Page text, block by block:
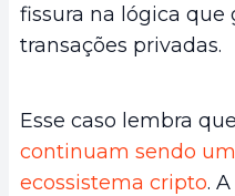
fissura na lógica que
transações privadas.
Esse caso lembra que
continuam sendo
ecossistema cripto.